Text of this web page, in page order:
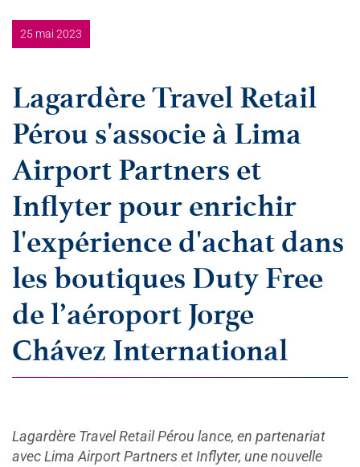
25 mai 2023
Lagardère Travel Retail
Pérou s'associe à Lima
Airport Partners et
Inflyter pour enrichir
l'expérience d'achat dans
les boutiques Duty Free
de l’aéroport Jorge
Chávez International
Lagardère Travel Retail Pérou lance, en partenariat
avec Lima Airport Partners et Inflyter, une nouvelle